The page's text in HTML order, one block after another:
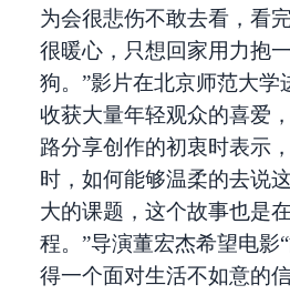
为会很悲伤不敢去看，看
很暖心，只想回家用力抱
狗。”影片在北京师范大学
收获大量年轻观众的喜爱
路分享创作的初衷时表示
时，如何能够温柔的去说
大的课题，这个故事也是
程。”导演董宏杰希望电影
得一个面对生活不如意的